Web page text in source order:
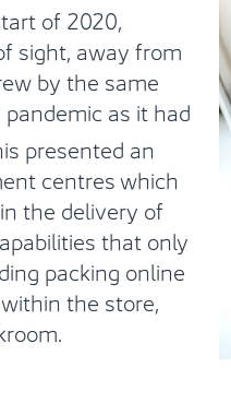
of 2020,
sight, away from
by the same
as it had
presented an
centres which
the delivery of
that only
packing online
the store,